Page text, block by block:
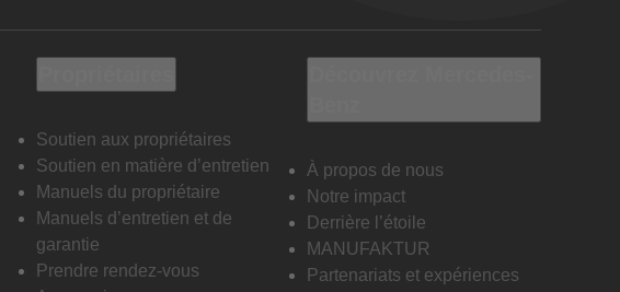
Soutien aux propriétaires
Soutien en matière d’entretien
Manuels du propriétaire
Manuels d’entretien et de
garantie
Prendre rendez-vous
À propos de nous
Notre impact
Derrière l’étoile
MANUFAKTUR
Partenariats et expériences